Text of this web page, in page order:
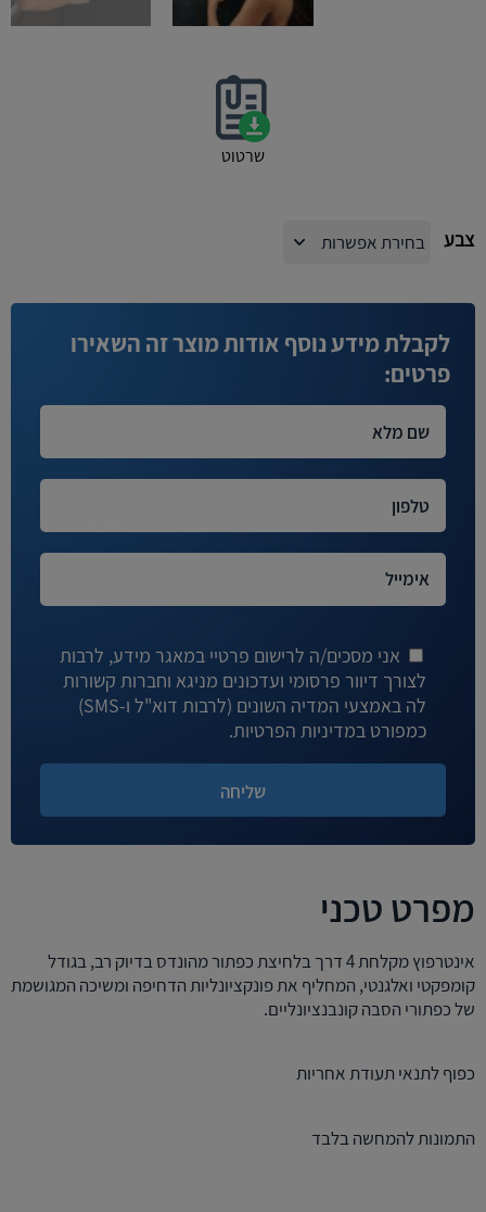
צבע
לקבלת מידע נוסף אודות מוצר זה השאירו
פרטים:
אני מסכים/ה לרישום פרטיי במאגר מידע, לרבות
לצורך דיוור פרסומי ועדכונים מניגא וחברות קשורות
לה באמצעי המדיה השונים (לרבות דוא"ל ו-SMS)
כמפורט במדיניות הפרטיות.
מפרט טכני
אינטרפוץ מקלחת 4 דרך בלחיצת כפתור מהונדס בדיוק רב, בגודל
קומפקטי ואלגנטי, המחליף את פונקציונליות הדחיפה ומשיכה המגושמת
של כפתורי הסבה קונבנציונליים.
כפוף לתנאי תעודת אחריות
התמונות להמחשה בלבד
שרטוט